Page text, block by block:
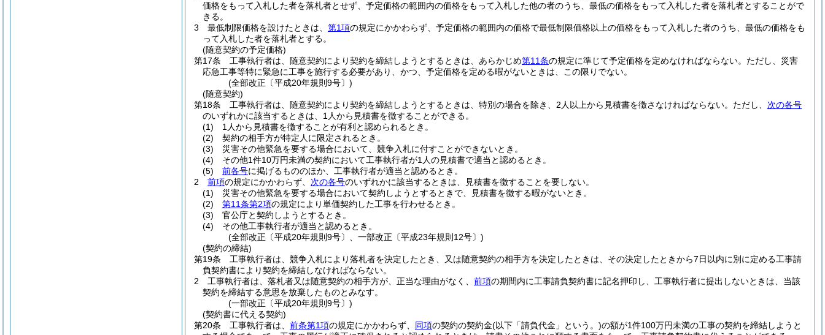
価格をもって入札した者を落札者とせず、予定価格の範囲内の価格をもって入札した他の者のうち、最低の価格をもって入札した者を落札者とすることがで
きる。
3
最低制限価格を設けたときは、 第1項の規定にかかわらず、予定価格の範囲内の価格で最低制限価格以上の価格をもって入札した者のうち、最低の価格をも
って入札した者を落札者とする。
(随意契約の予定価格)
第17条
工事執行者は、随意契約により契約を締結しようとするときは、あらかじめ第11条の規定に準じて予定価格を定めなければならない。 ただし、災害
応急工事等特に緊急に工事を施行する必要があり、かつ、予定価格を定める暇がないときは、この限りでない。
(全部改正〔平成20年規則9号〕)
(随意契約)
第18条
工事執行者は、随意契約により契約を締結しようとするときは、特別の場合を除き、2人以上から見積書を徴さなければならない。 ただし、 次の各号
のいずれかに該当するときは、1人から見積書を徴することができる。
(1)
1人から見積書を徴することが有利と認められるとき。
(2)
契約の相手方が特定人に限定されるとき。
(3)
災害その他緊急を要する場合において、競争入札に付すことができないとき。
(4)
その他1件10万円未満の契約において工事執行者が1人の見積書で適当と認めるとき。
(5)
前各号に掲げるもののほか、工事執行者が適当と認めるとき。
2
前項の規定にかかわらず、 次の各号のいずれかに該当するときは、見積書を徴することを要しない。
(1)
災害その他緊急を要する場合において契約しようとするときで、見積書を徴する暇がないとき。
(2)
第11条第2項の規定により単価契約した工事を行わせるとき。
(3)
官公庁と契約しようとするとき。
(4)
その他工事執行者が適当と認めるとき。
(全部改正〔平成20年規則9号〕、一部改正〔平成23年規則12号〕)
(契約の締結)
第19条
工事執行者は、競争入札により落札者を決定したとき、又は随意契約の相手方を決定したときは、その決定したときから7日以内に別に定める工事請
負契約書により契約を締結しなければならない。
2
工事執行者は、落札者又は随意契約の相手方が、正当な理由がなく、 前項の期間内に工事請負契約書に記名押印し、工事執行者に提出しないときは、当該
契約を締結する意思を放棄したものとみなす。
(一部改正〔平成20年規則9号〕)
(契約書に代える契約)
第20条
工事執行者は、 前条第1項の規定にかかわらず、 同項の契約の契約金(以下「請負代金」という。)の額が1件100万円未満の工事の契約を締結しようと